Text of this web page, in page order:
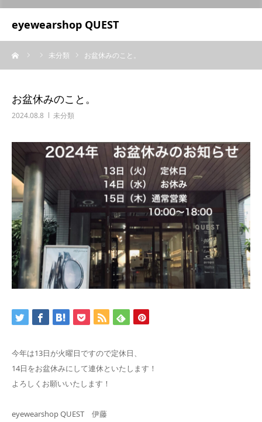
eyewearshop QUEST
未分類 お盆休みのこと。
お盆休みのこと。
2024.08.8 未分類
今年は13日が火曜日ですので定休日、
14日をお盆休みにして連休といたします！
よろしくお願いいたします！
eyewearshop QUEST 伊藤